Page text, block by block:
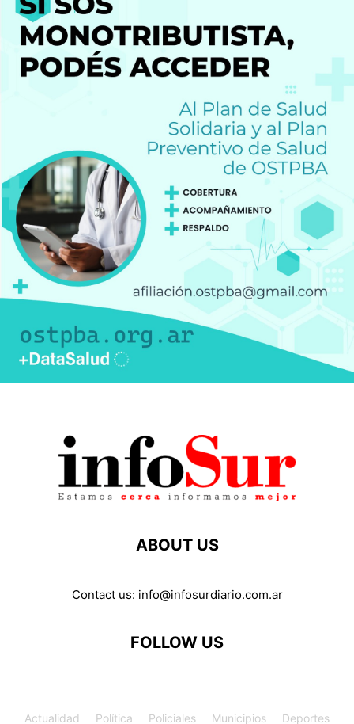
ABOUT US
Contact us: info@infosurdiario.com.ar
FOLLOW US
Actualidad Política Policiales Municipios Deportes